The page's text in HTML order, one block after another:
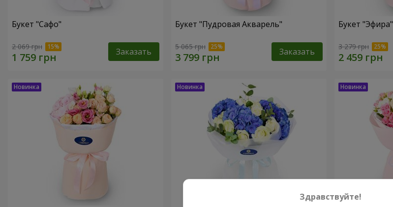
Букет "Сафо"
2 069 грн Заказать
Букет "Пудровая Акварель"
5 065 грн Заказать
Букет "Эфира"
3 279 грн
Здравствуйте!